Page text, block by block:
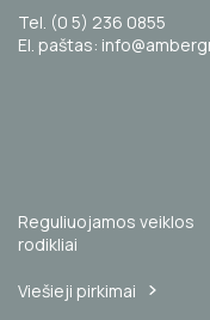
Tel. (0 5) 236 0855
El. paštas:
Reguliuojamos veiklos
rodikliai
Viešieji pirkimai